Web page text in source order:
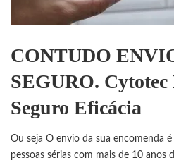
CONTUDO
SEGURO.
Seguro Eficácia
Ou seja O envio da sua encomenda
pessoas sérias com mais de 10 anos